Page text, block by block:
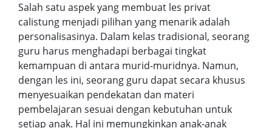
Salah satu aspek yang membuat les privat
calistung menjadi pilihan yang menarik adalah
personalisasinya. Dalam kelas tradisional, seorang
guru harus menghadapi berbagai tingkat
kemampuan di antara murid-muridnya. Namun,
dengan les ini, seorang guru dapat secara khusus
menyesuaikan pendekatan dan materi
pembelajaran sesuai dengan kebutuhan untuk
setiap anak. Hal ini memungkinkan anak-anak